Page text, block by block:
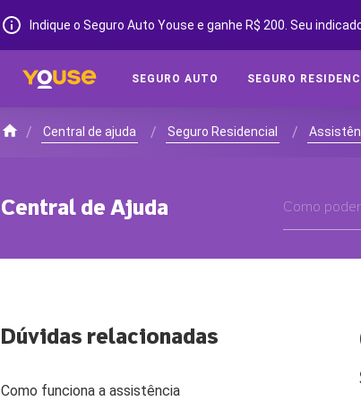
Indique o Seguro Auto Youse e ganhe R$ 200. Seu
SEGURO AUTO SEGURO
YOUSE
/ Central de ajuda / Seguro Residencial /
Central de Ajuda
Dúvidas relacionadas
Como funciona a assistência